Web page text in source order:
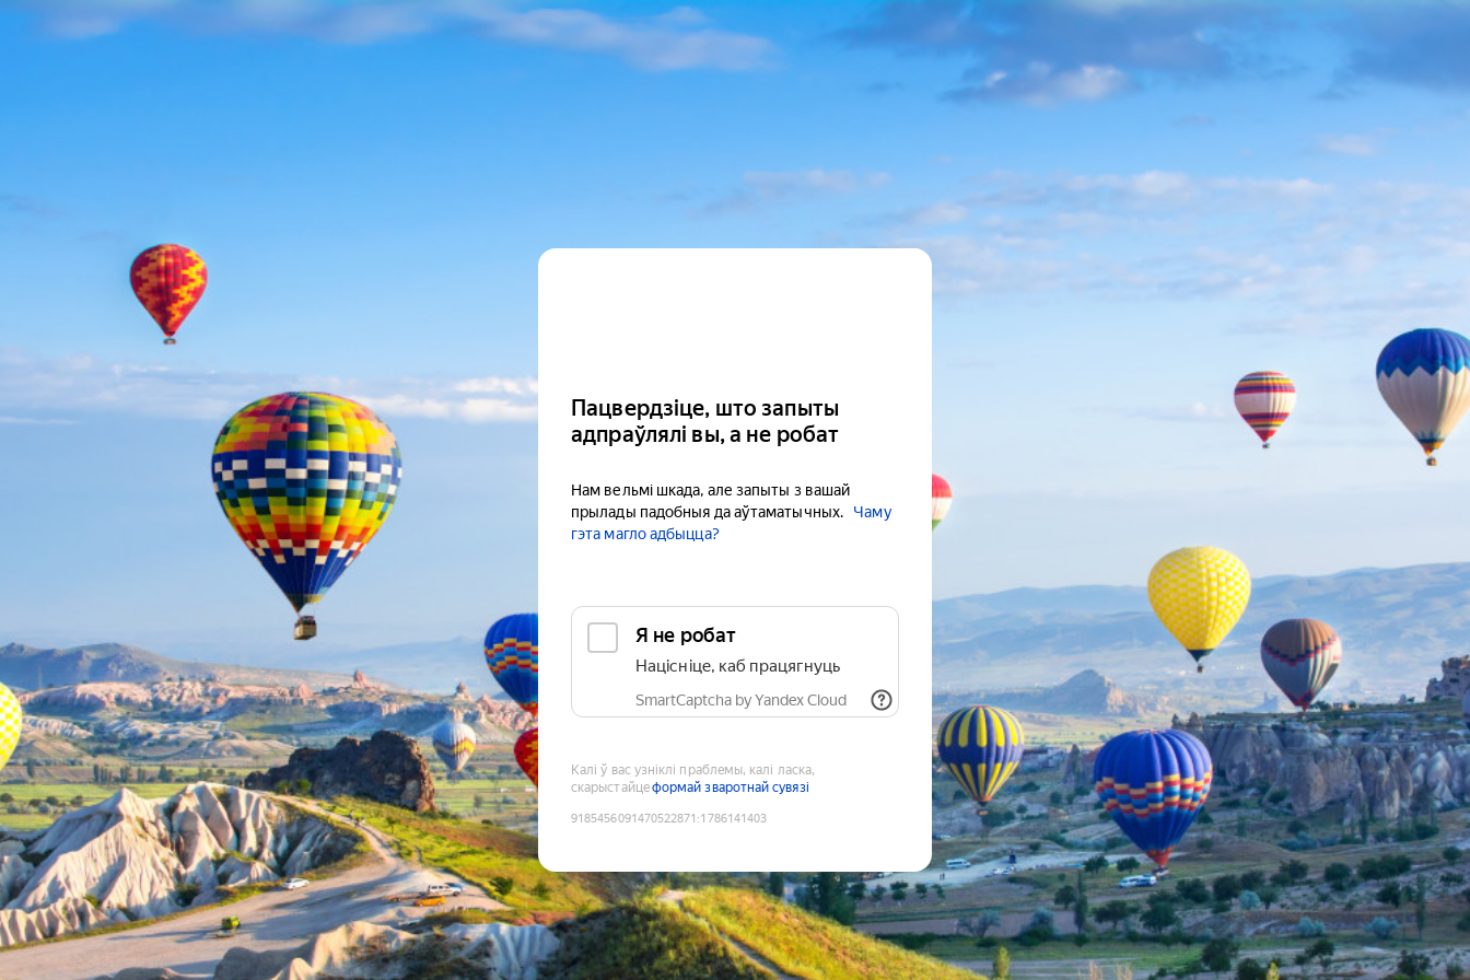
Пацвердзіце, што запыты
адпраўлялі вы, а не робат
Нам вельмі шкада, але запыты з вашай
прылады падобныя да аўтаматычных.
Чаму
гэта магло адбыцца?
Я не робат
Націсніце, каб працягнуць
SmartCaptcha by Yandex Cloud
Калі ў вас узніклі праблемы, калі ласка,
скарыстайцеформай зваротнай сувязі
9185456091470522871 :1786141403